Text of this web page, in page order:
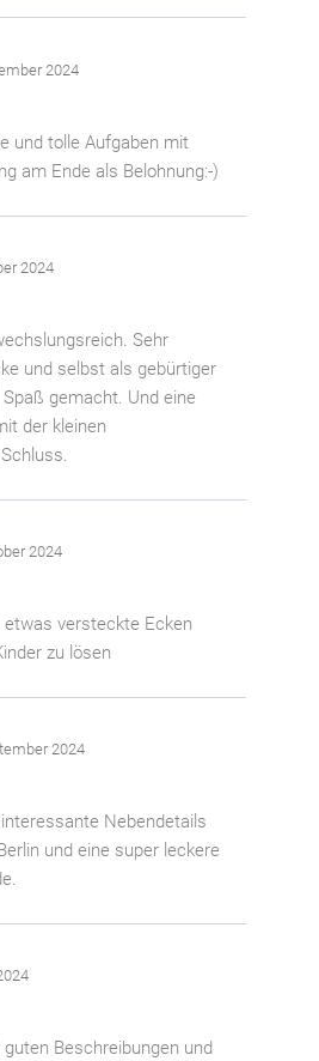
2024
und tolle Aufgaben mit
am Ende als Belohnung:-)
2024
Sehr
und selbst als gebürtiger
gemacht. Und eine
der kleinen
2024
etwas versteckte Ecken
zu lösen
2024
Nebendetails
und eine super leckere
Beschreibungen und